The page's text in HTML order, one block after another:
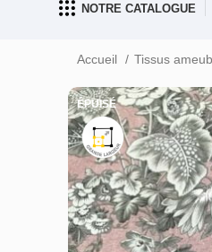
NOTRE CATALOGUE
Accueil Tissus
ÉPUISÉ